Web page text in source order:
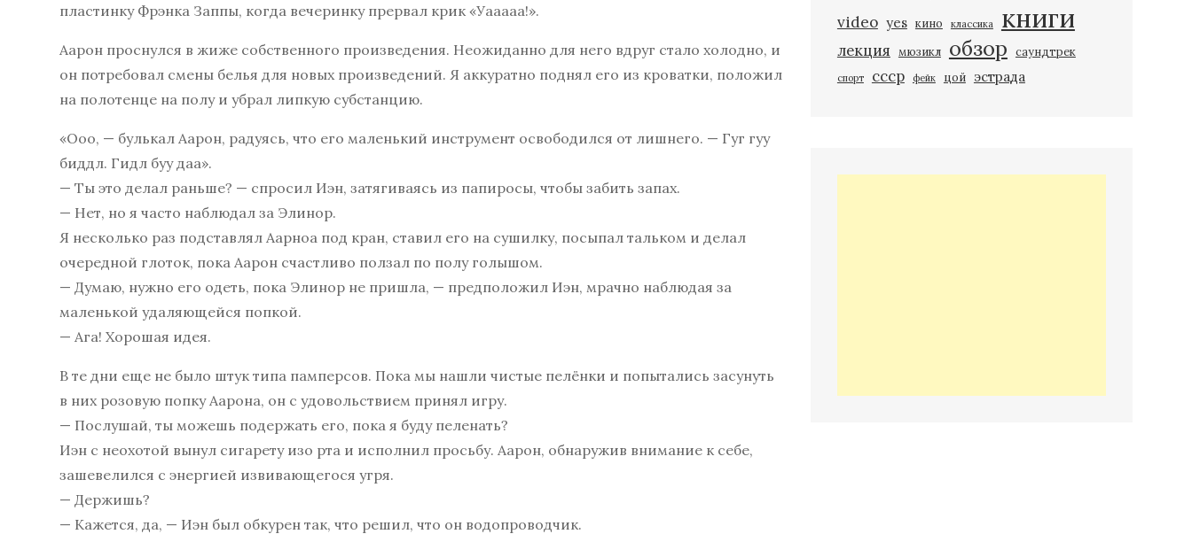
пластинку Фрэнка Заппы, когда вечеринку прервал крик «Уааааа!».
Аарон проснулся в жиже собственного произведения. Неожиданно для него вдруг стало холодно, и
он потребовал смены белья для новых произведений. Я аккуратно поднял его из кроватки, положил
на полотенце на полу и убрал липкую субстанцию.
«Ооо, — булькал Аарон, радуясь, что его маленький инструмент освободился от лишнего. — Гуг гуу
биддл. Гидл буу даа».
— Ты это делал раньше? — спросил Иэн, затягиваясь из папиросы, чтобы забить запах.
— Нет, но я часто наблюдал за Элинор.
Я несколько раз подставлял Аарноа под кран, ставил его на сушилку, посыпал тальком и делал
очередной глоток, пока Аарон счастливо ползал по полу голышом.
— Думаю, нужно его одеть, пока Элинор не пришла, — предположил Иэн, мрачно наблюдая за
маленькой удаляющейся попкой.
— Ага! Хорошая идея.
В те дни еще не было штук типа памперсов. Пока мы нашли чистые пелёнки и попытались засунуть
в них розовую попку Аарона, он с удовольствием принял игру.
— Послушай, ты можешь подержать его, пока я буду пеленать?
Иэн с неохотой вынул сигарету изо рта и исполнил просьбу. Аарон, обнаружив внимание к себе,
зашевелился с энергией извивающегося угря.
— Держишь?
— Кажется, да, — Иэн был обкурен так, что решил, что он водопроводчик.
video yes кино классика книги
лекция мюзикл обзор саундтрек
спорт ссср фейк цой эстрада